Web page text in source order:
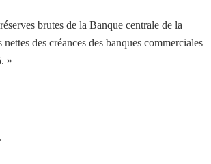
brutes de la Banque centrale de la
des créances des banques commerciales
»